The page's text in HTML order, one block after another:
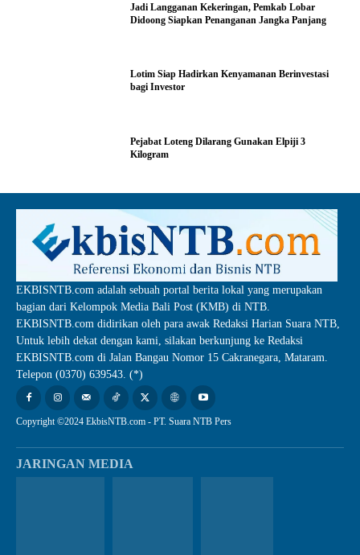
Jadi Langganan Kekeringan, Pemkab Lobar
Didoong Siapkan Penanganan Jangka Panjang
Lotim Siap Hadirkan Kenyamanan Berinvestasi
bagi Investor
Pejabat Loteng Dilarang Gunakan Elpiji 3
Kilogram
EKBISNTB.com adalah sebuah portal berita lokal yang merupakan
bagian dari Kelompok Media Bali Post (KMB) di NTB.
EKBISNTB.com didirikan oleh para awak Redaksi Harian Suara NTB,
Untuk lebih dekat dengan kami, silakan berkunjung ke Redaksi
EKBISNTB.com di Jalan Bangau Nomor 15 Cakranegara, Mataram.
Telepon (0370) 639543. (*)
Copyright ©2024 EkbisNTB.com - PT. Suara NTB Pers
JARINGAN MEDIA